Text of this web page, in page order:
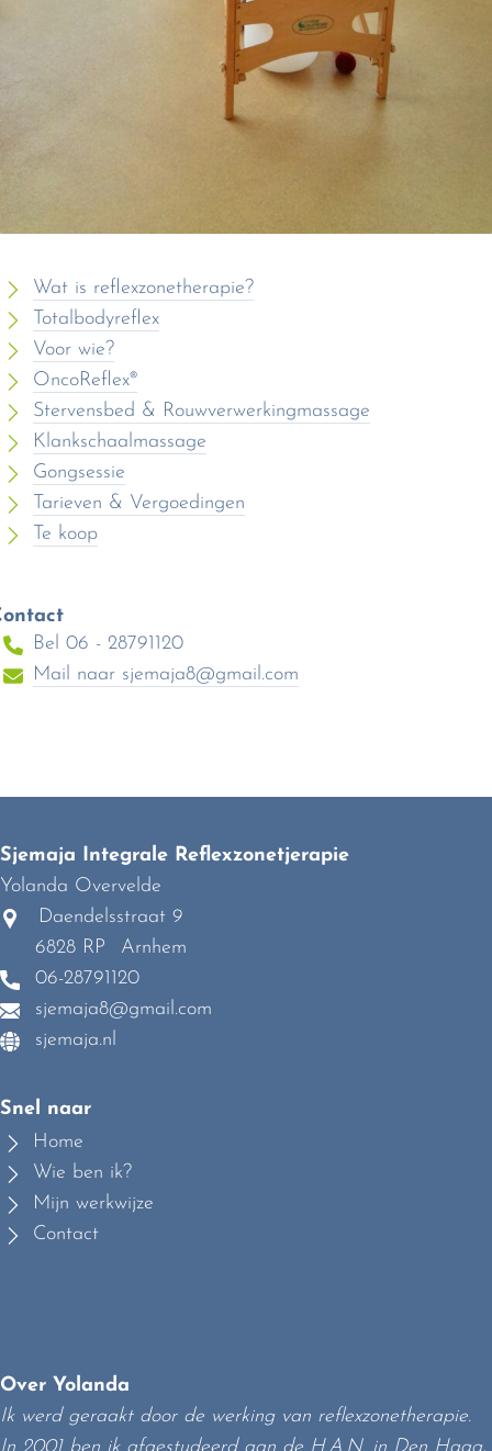
Wat is reflexzonetherapie?
Totalbodyreflex
Voor wie?
OncoReflex®
Stervensbed & Rouwverwerkingmassage
Klankschaalmassage
Gongsessie
Tarieven & Vergoedingen
Te koop
Bel 06 - 28791120
Mail naar sjemaja8@gmail.com
Sjemaja Integrale Reflexzonetjerapie
Yolanda Overvelde
Daendelsstraat 9
6828 RP
Arnhem
06-28791120
sjemaja8@gmail.com
sjemaja.nl
Snel naar
Home
Wie ben ik?
Mijn werkwijze
Contact
Over Yolanda
Ik werd geraakt door de werking van reflexzonetherapie.